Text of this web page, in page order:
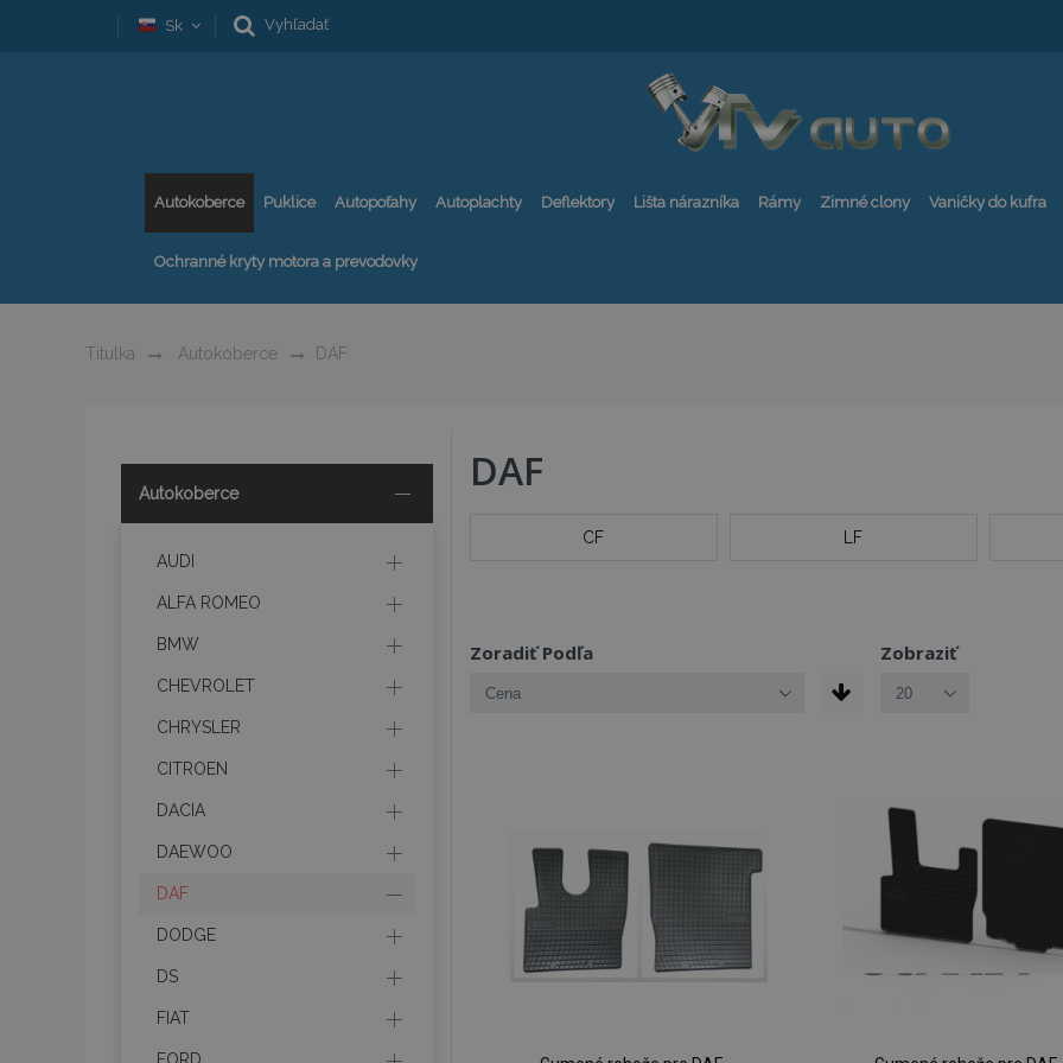
Sk Vyhľadať
Autokoberce Puklice Autopoťahy Autoplachty Deflektory Lišta nárazníka Rámy Zimné clony Vaničky do kufra
Ochranné kryty motora a prevodovky
Titulka Autokoberce DAF
DAF
CF LF
Zoradiť Podľa Zobraziť
Autokoberce
AUDI
ALFA ROMEO
BMW
CHEVROLET
CHRYSLER
CITROEN
DACIA
DAEWOO
DAF
DODGE
DS
FIAT